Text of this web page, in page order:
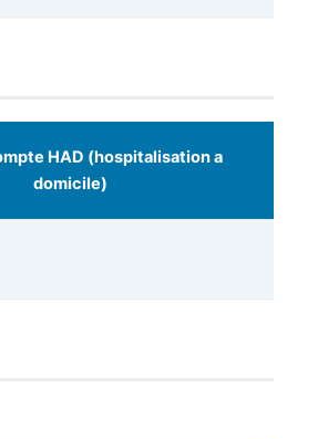
HAD (hospitalisation a
domicile)